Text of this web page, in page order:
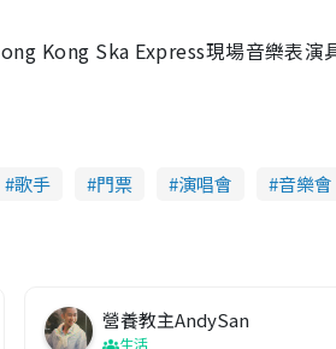
Kong Ska Express現場音樂表演
歌手 門票 演唱會 音樂會
營養教主AndySan
生活